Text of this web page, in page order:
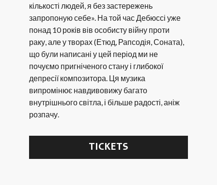
кількості людей, я без застережень
запропоную себе». На той час Дебюссі уже
понад 10 років вів особисту війну проти
раку, але у творах (Етюд, Рапсодія, Соната),
що були написані у цей період ми не
почуємо пригніченого стану і глибокої
депресії композитора. Ця музика
випромінює навдивовижу багато
внутрішнього світла, і більше радості, аніж
розпачу.
TICKETS